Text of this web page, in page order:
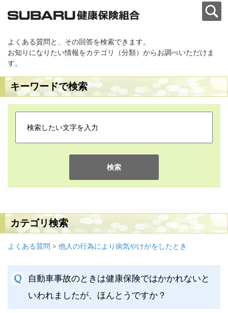
よくある質問と、その回答を検索できます。
お知りになりたい情報をカテゴリ（分類）からお調べいただけま
す。
キーワードで検索
検索
カテゴリ検索
よくある質問 > 他人の行為により病気やけがをしたとき
自動車事故のときは健康保険ではかかれないと
いわれましたが、ほんとうですか？